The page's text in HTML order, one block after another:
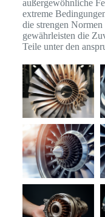
außergewöhnliche
extreme
die strengen
gewährleisten die
Teile unter den